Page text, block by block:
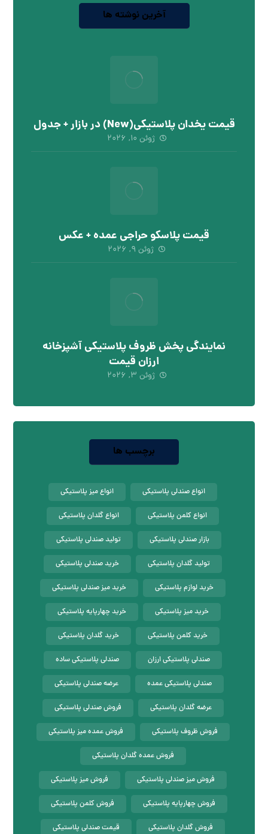
آخرین نوشته ها
قیمت یخدان پلاستیکی(New) در بازار + جدول
ژوئن ۱۰, ۲۰۲۶
قیمت پلاسکو حراجی عمده + عکس
ژوئن ۹, ۲۰۲۶
نمایندگی پخش ظروف پلاستیکی آشپزخانه
ارزان قیمت
ژوئن ۳, ۲۰۲۶
برچسب ها
انواع صندلی پلاستیکی انواع میز پلاستیکی
انواع کلمن پلاستیکی انواع گلدان پلاستیکی
بازار صندلی پلاستیکی تولید صندلی پلاستیکی
تولید گلدان پلاستیکی خرید صندلی پلاستیکی
خرید لوازم پلاستیکی خرید میز صندلی پلاستیکی
خرید میز پلاستیکی خرید چهارپایه پلاستیکی
خرید کلمن پلاستیکی خرید گلدان پلاستیکی
صندلی پلاستیکی ارزان صندلی پلاستیکی ساده
صندلی پلاستیکی عمده عرضه صندلی پلاستیکی
عرضه گلدان پلاستیکی فروش صندلی پلاستیکی
فروش ظروف پلاستیکی فروش عمده میز پلاستیکی
فروش عمده گلدان پلاستیکی
فروش میز صندلی پلاستیکی فروش میز پلاستیکی
فروش چهارپایه پلاستیکی فروش کلمن پلاستیکی
فروش گلدان پلاستیکی قیمت صندلی پلاستیکی